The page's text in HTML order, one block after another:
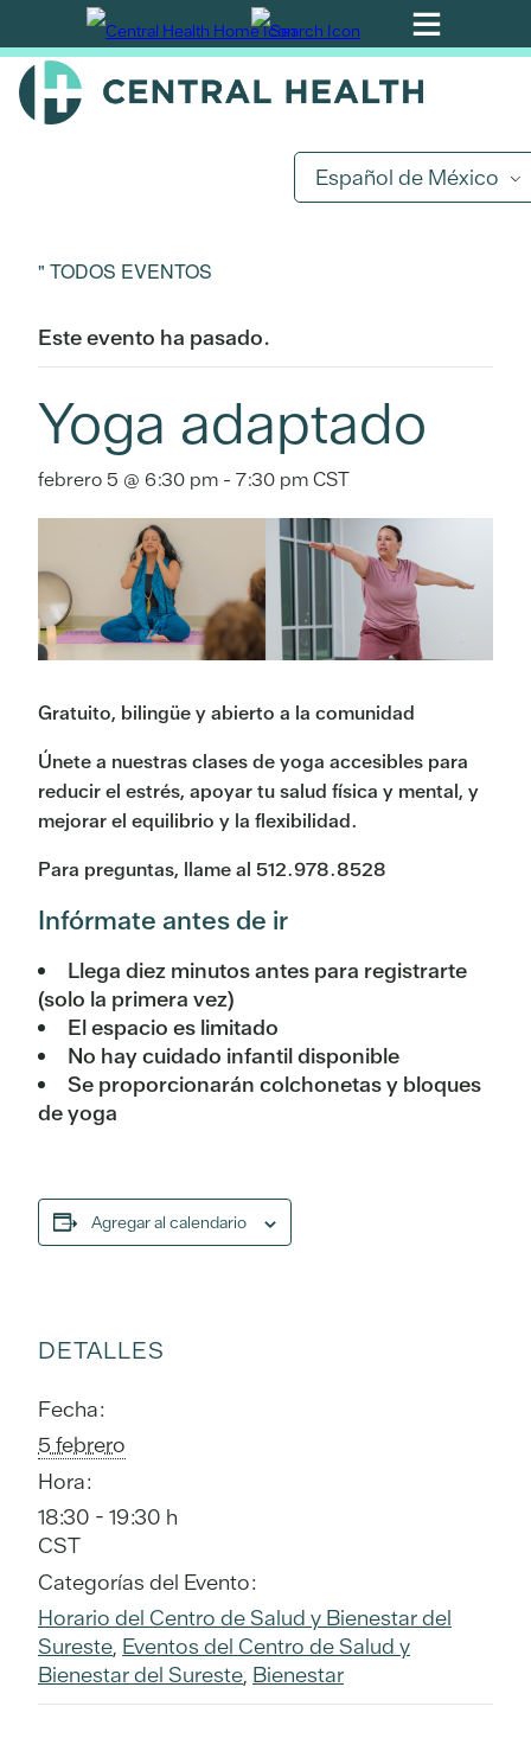
Ir
al
contenido
Español de México
" TODOS EVENTOS
Este evento ha pasado.
Yoga adaptado
febrero 5 @ 6:30 pm - 7:30 pmCST
Gratuito, bilingüe y abierto a la comunidad
Únete a nuestras clases de yoga accesibles para
reducir el estrés, apoyar tu salud física y mental, y
mejorar el equilibrio y la flexibilidad.
Para preguntas, llame al 512.978.8528
Infórmate antes de ir
Llega diez minutos antes para registrarte
(solo la primera vez)
El espacio es limitado
No hay cuidado infantil disponible
Se proporcionarán colchonetas y bloques
de yoga
Agregar al calendario
DETALLES
Fecha:
5 febrero
Hora:
18:30 - 19:30 h
CST
Categorías del Evento:
Horario del Centro de Salud y Bienestar del
Sureste, Eventos del Centro de Salud y
Bienestar del Sureste, Bienestar